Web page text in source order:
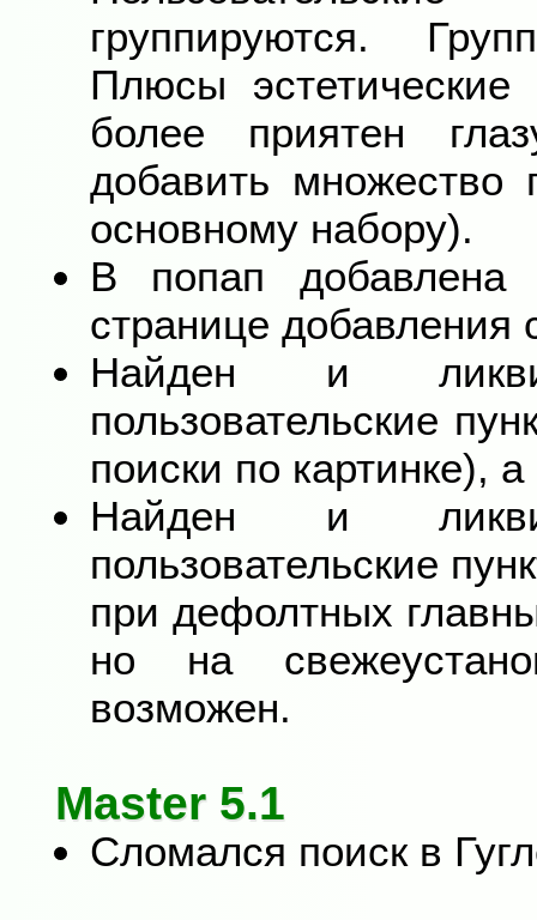
группируются.
Плюсы
более приятен
добавить
основному набору).
В попап добавлена
странице добавления
Найден и
пользовательские
поиски по картинке),
Найден и
пользовательские
при дефолтных
но на
возможен.
Master 5.1
Сломался поиск в